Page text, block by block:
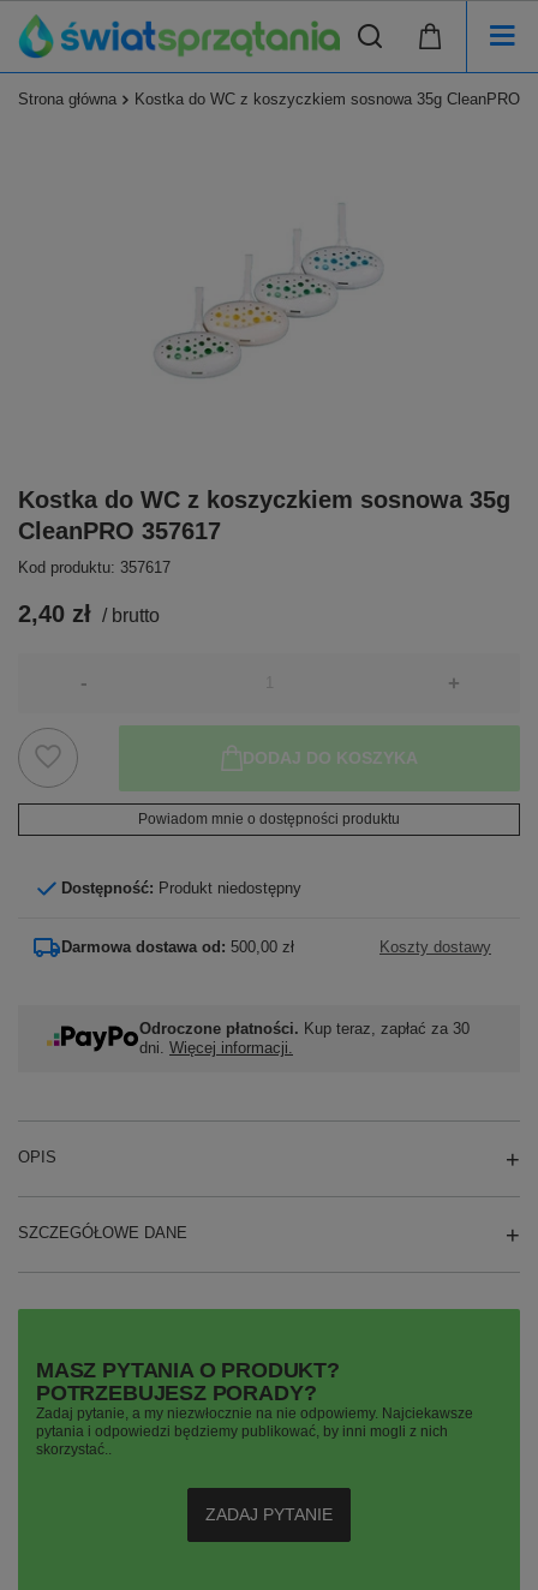
Strona główna Kostka do WC z koszyczkiem sosnowa 35g CleanPRO
Kostka do WC z koszyczkiem sosnowa 35g
CleanPRO 357617
Kod produktu: 357617
2,40 zł / brutto
- +
DODAJ DO KOSZYKA
Powiadom mnie o dostępności produktu
Dostępność: Produkt niedostępny
Darmowa dostawa od: 500,00 zł Koszty dostawy
Odroczone płatności. Kup teraz, zapłać za 30
dni. Więcej informacji.
OPIS
SZCZEGÓŁOWE DANE
MASZ PYTANIA O PRODUKT?
POTRZEBUJESZ PORADY?
Zadaj pytanie, a my niezwłocznie na nie odpowiemy. Najciekawsze
pytania i odpowiedzi będziemy publikować, by inni mogli z nich
skorzystać..
ZADAJ PYTANIE